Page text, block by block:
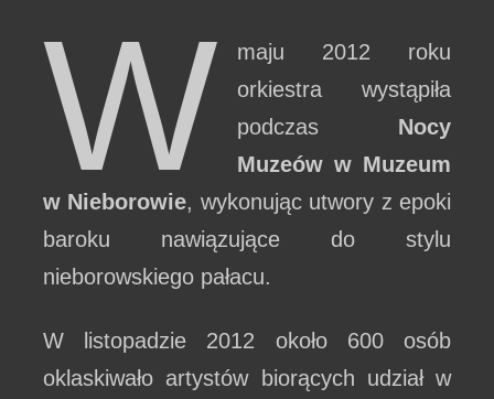
W
maju 2012 roku
orkiestra wystąpiła
podczas Nocy
Muzeów w Muzeum
w Nieborowie, wykonując utwory z epoki
baroku nawiązujące do stylu
nieborowskiego pałacu.
W listopadzie 2012 około 600 osób
oklaskiwało artystów biorących udział w